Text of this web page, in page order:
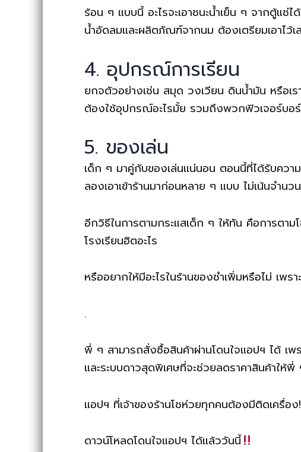
ร้อน ๆ แบบนี้ อะไรจะเอาชนะน้ำเย็น ๆ จากตู้แช่ไ
น้ำอัดลมและผลิตภัณฑ์จากนม ต้องเตรียมเอาไว้เ
4. อุปกรณ์การเรียน
ยกจตัวอย่างเช่น สมุด วงเวียน ดินน้ำมัน หรือเ
ต้องใช้อุปกรณ์อะไรมั้ย รวมถึงพวกฟิวเจอร์บอร์
5. ของเล่น
เด็ก ๆ มาคู่กับของเล่นแน่นอน ตอนนี้ที่ได้รับค
ลองเอาเข้าร้านมาก่อนหลาย ๆ แบบ ไม่เน้นจำน
อีกวิธีในการตามกระแสเด็ก ๆ ให้ทัน คือการตา
โรงเรียนฮิตอะไร
หรืออยากให้มีอะไรในร้านของชำเพิ่มหรือไม่ เพ
.
พี่ ๆ สามารถสั่งซื้อสินค้าผ่านโดนใจแอปฯ ได้ เพ
และระบบดาวสุดพิเศษที่จะช่วยลดราคาสินค้าให้พี่
แอปฯ ที่เจ้าของร้านโชห่วยทุกคนต้องมีติดเครื่อง
ดาวน์โหลดโดนใจแอปฯ ได้แล้ววันนี้